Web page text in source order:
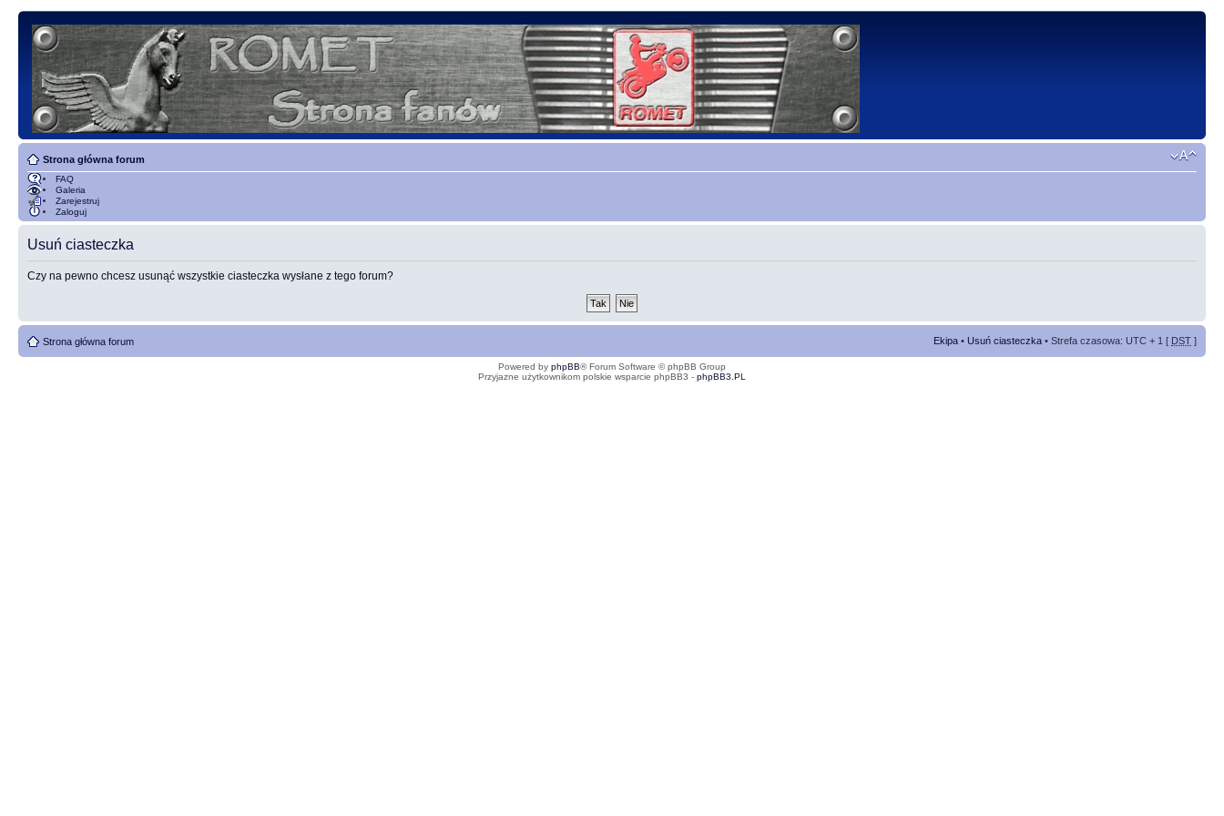
Strona główna forum
FAQ
Galeria
Zarejestruj
Zaloguj
Usuń ciasteczka
Czy na pewno chcesz usunąć wszystkie ciasteczka wysłane z tego forum?
Strona główna forum Ekipa • Usuń ciasteczka • Strefa czasowa: UTC + 1 [ DST ]
Powered by phpBB® Forum Software © phpBB Group
Przyjazne użytkownikom polskie wsparcie phpBB3 - phpBB3.PL